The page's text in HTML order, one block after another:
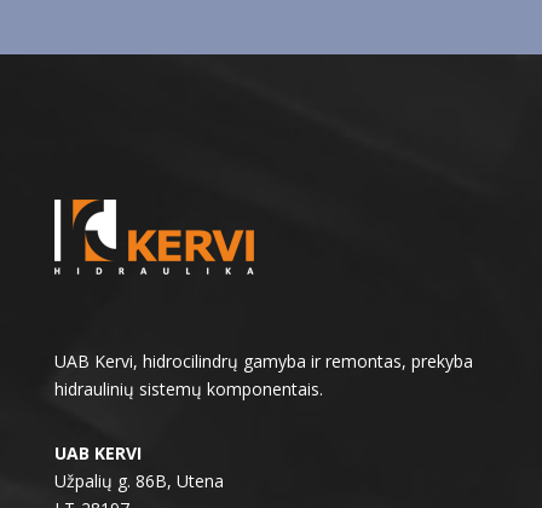
UAB Kervi, hidrocilindrų gamyba ir remontas, prekyba
hidraulinių sistemų komponentais.
UAB KERVI
Užpalių g. 86B, Utena